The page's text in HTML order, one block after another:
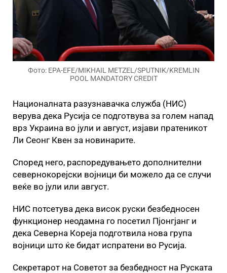
Фото: EPA-EFE/MIKHAIL METZEL/SPUTNIK/KREMLIN
POOL MANDATORY CREDIT
Националната разузнавачка служба (НИС)
верува дека Русија се подготвува за голем напад
врз Украина во јули и август, изјави пратеникот
Ли Сеонг Квен за новинарите.
Според него, распоредувањето дополнителни
севернокорејски војници би можело да се случи
веќе во јули или август.
НИС потсетува дека висок руски безбедносен
функционер неодамна го посетил Пјонгјанг и
дека Северна Кореја подготвила нова група
војници што ќе бидат испратени во Русија.
Секретарот на Советот за безбедност на Руската